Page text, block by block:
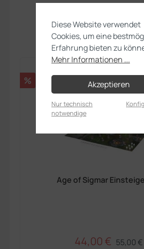
Fange hier
Rabatt
%
Age of Sigmar
Verkaufspreis:
44,00 € 55,00 €
Diese Website verwendet
Cookies, um eine
Erfahrung bieten zu
Mehr Informationen ...
Akzeptieren
Nur technisch
notwendige